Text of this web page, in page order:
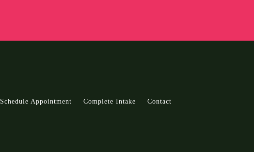
Schedule Appointment Complete Intake Contact